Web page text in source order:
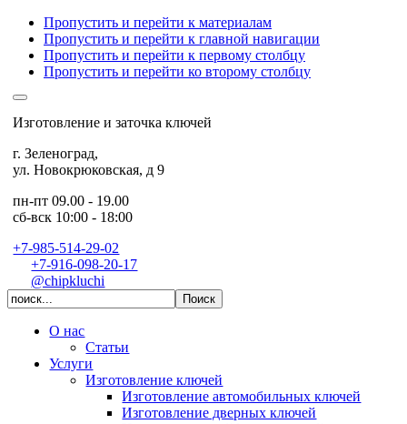
Пропустить и перейти к материалам
Пропустить и перейти к главной навигации
Пропустить и перейти к первому столбцу
Пропустить и перейти ко второму столбцу
Изготовление и заточка ключей
г. Зеленоград,
ул. Новокрюковская, д 9
пн-пт 09.00 - 19.00
сб-вск 10:00 - 18:00
+7-985-514-29-02
+7-916-098-20-17
@chipkluchi
О нас
Статьи
Услуги
Изготовление ключей
Изготовление автомобильных ключей
Изготовление дверных ключей